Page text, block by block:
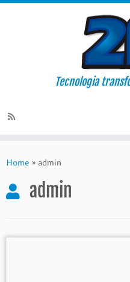
Tecnologia
Home » admin
admin